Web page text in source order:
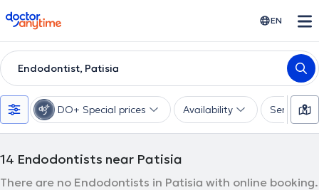
doctoranytime EN
Endodontist, Patisia
DO+ Special prices Availability Services
14 Endodontists near Patisia
There are no Endodontists in Patisia with online booking.